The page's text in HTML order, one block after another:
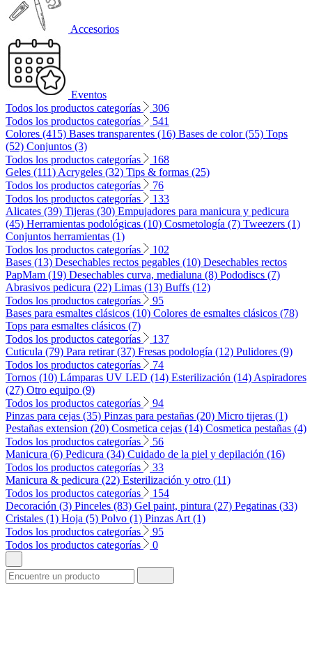
Accesorios
Eventos
Todos los productos categorías
306
Todos los productos categorías
541
Colores (415) Bases transparentes (16) Bases de color (55) Tops
(52) Conjuntos (3)
Todos los productos categorías
168
Geles (111) Acrygeles (32) Tips & formas (25)
Todos los productos categorías
76
Todos los productos categorías
133
Alicates (39) Tijeras (30) Empujadores para manicura y pedicura
(45) Herramientas podológicas (10) Cosmetología (7) Tweezers (1)
Conjuntos herramientas (1)
Todos los productos categorías
102
Bases (13) Desechables rectos pegables (10) Desechables rectos
PapMam (19) Desechables curva, medialuna (8) Pododiscs (7)
Abrasivos pedicura (22) Limas (13) Buffs (12)
Todos los productos categorías
95
Bases para esmaltes clásicos (10) Colores de esmaltes clásicos (78)
Tops para esmaltes clásicos (7)
Todos los productos categorías
137
Cuticula (79) Para retirar (37) Fresas podología (12) Pulidores (9)
Todos los productos categorías
74
Tornos (10) Lámparas UV LED (14) Esterilización (14) Aspiradores
(27) Otro equipo (9)
Todos los productos categorías
94
Pinzas para cejas (35) Pinzas para pestañas (20) Micro tijeras (1)
Pestañas extension (20) Cosmetica cejas (14) Cosmetica pestañas (4)
Todos los productos categorías
56
Manicura (6) Pedicura (34) Cuidado de la piel y depilación (16)
Todos los productos categorías
33
Manicura & pedicura (22) Esterilización y otro (11)
Todos los productos categorías
154
Decoración (3) Pinceles (83) Gel paint, pintura (27) Pegatinas (33)
Cristales (1) Hoja (5) Polvo (1) Pinzas Art (1)
Todos los productos categorías
95
Todos los productos categorías
0